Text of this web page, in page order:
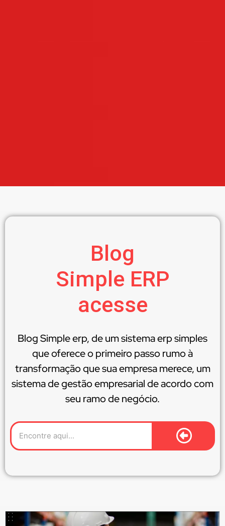
Blog
Simple ERP
acesse
Blog Simple erp, de um sistema erp simples
que oferece o primeiro passo rumo à
transformação que sua empresa merece, um
sistema de gestão empresarial de acordo com
seu ramo de negócio.